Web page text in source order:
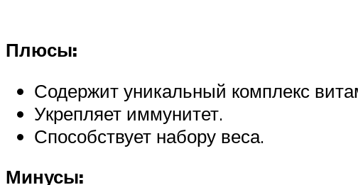
Плюсы:
Содержит уникальный комплекс
Укрепляет иммунитет.
Способствует набору веса.
Минусы: